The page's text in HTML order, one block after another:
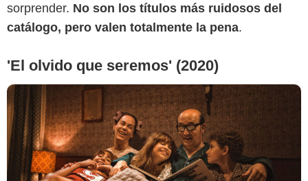
sorprender. No son los títulos más ruidosos del
catálogo, pero valen totalmente la pena.
'El olvido que seremos' (2020)